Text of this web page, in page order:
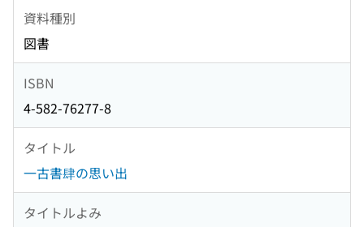
資料種別
図書
ISBN
4-582-76277-8
タイトル
一古書肆の思い出
タイトルよみ